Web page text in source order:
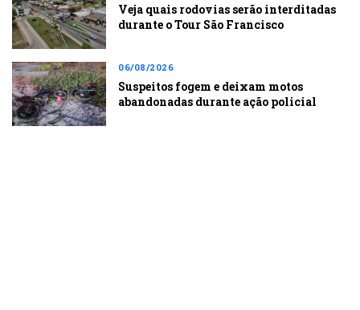
Veja quais rodovias serão interditadas
durante o Tour São Francisco
06/08/2026
Suspeitos fogem e deixam motos
abandonadas durante ação policial